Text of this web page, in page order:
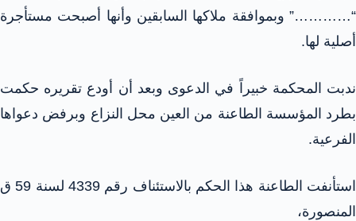
“…………” وبموافقة ملاكها السابقين وأنها أصبحت مستأجرة
أصلية لها.
ندبت المحكمة خبيراً في الدعوى وبعد أن أودع تقريره حكمت
بطرد المؤسسة الطاعنة من العين محل النزاع وبرفض دعواها
الفرعية.
استأنفت الطاعنة هذا الحكم بالاستئناف رقم 4339 لسنة 59 ق
المنصورة،